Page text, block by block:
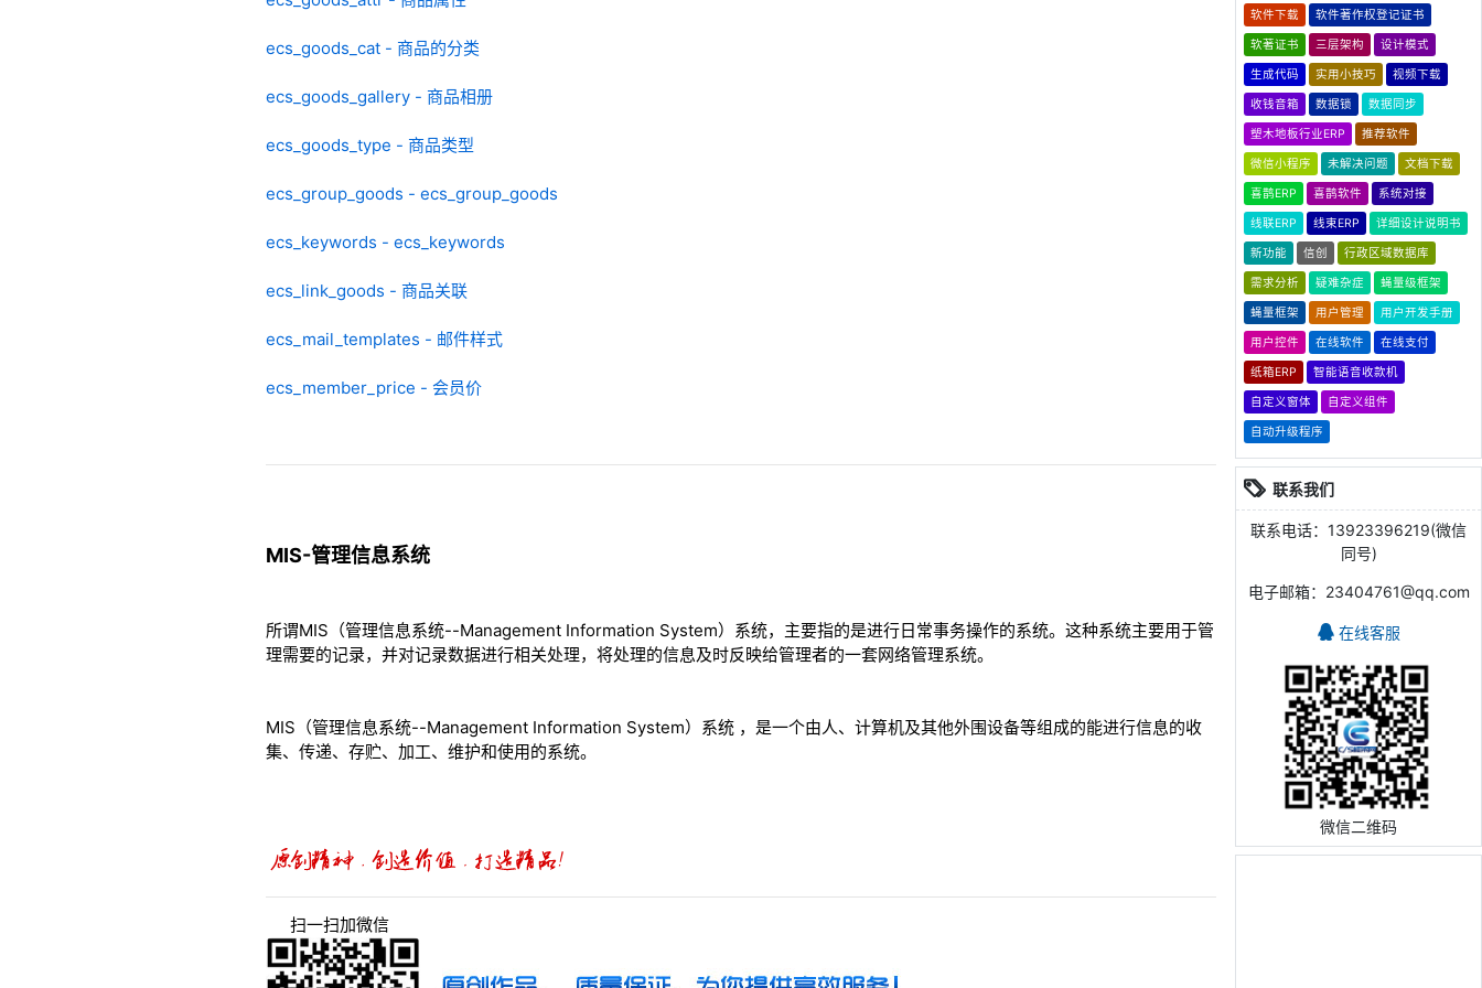
ecs_goods_cat - 商品的分类
ecs_goods_gallery - 商品相册
ecs_goods_type - 商品类型
ecs_group_goods - ecs_group_goods
ecs_keywords - ecs_keywords
ecs_link_goods - 商品关联
ecs_mail_templates - 邮件样式
ecs_member_price - 会员价
MIS-管理信息系统
所谓MIS（管理信息系统--Management Information System）系统，主要指的是进行日常事务操作的系统。这种系统主要用于管
理需要的记录，并对记录数据进行相关处理，将处理的信息及时反映给管理者的一套网络管理系统。
MIS（管理信息系统--Management Information System）系统 ，是一个由人、计算机及其他外围设备等组成的能进行信息的收
集、传递、存贮、加工、维护和使用的系统。
扫一扫加微信
软件下载 软件著作权登记证书
软著证书 三层架构 设计模式
生成代码 实用小技巧 视频下载
收钱音箱 数据锁 数据同步
塑木地板行业ERP 推荐软件
微信小程序 未解决问题 文档下载
喜鹊ERP 喜鹊软件 系统对接
线联ERP 线束ERP 详细设计说明书
新功能 信创 行政区域数据库
需求分析 疑难杂症 蝇量级框架
蝇量框架 用户管理 用户开发手册
用户控件 在线软件 在线支付
纸箱ERP 智能语音收款机
自定义窗体 自定义组件
自动升级程序
联系我们
联系电话：13923396219(微信
同号)
电子邮箱：23404761@qq.com
在线客服
微信二维码